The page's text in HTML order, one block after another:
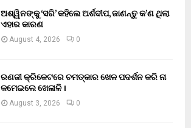
ଅଶ୍ୱିନଙ୍କୁ ‘ସରି’ କହିଲେ ଅର୍ଶଦୀପ, ଜାଣନ୍ତୁ କ’ଣ ଥିଲା
ଏହାର କାରଣ
August 4, 2026 0
ରଣଜୀ କ୍ରିକେଟରେ ଚମତ୍କାର ଖେଳ ପଦର୍ଶନ କରି ନା
କମେଇଲେ ଖେଳାଳି ।
August 3, 2026 0